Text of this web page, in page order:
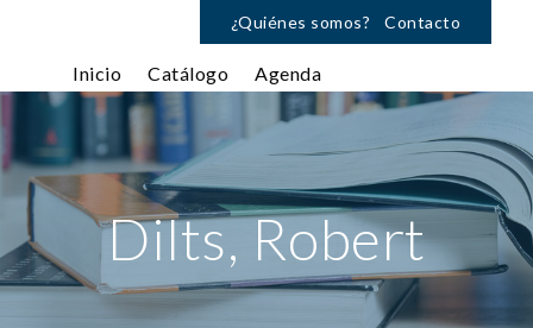
¿Quiénes somos? Contacto
Inicio Catálogo Agenda
Dilts, Robert